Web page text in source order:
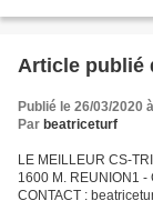
Publié le 26/03/2020
Par beatriceturf
LE MEILLEUR CS-
1600 M. REUNION1 -
CONTACT :